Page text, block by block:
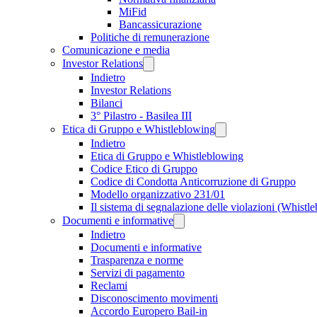
MiFid
Bancassicurazione
Politiche di remunerazione
Comunicazione e media
Investor Relations
Indietro
Investor Relations
Bilanci
3° Pilastro - Basilea III
Etica di Gruppo e Whistleblowing
Indietro
Etica di Gruppo e Whistleblowing
Codice Etico di Gruppo
Codice di Condotta Anticorruzione di Gruppo
Modello organizzativo 231/01
Il sistema di segnalazione delle violazioni
Documenti e informative
Indietro
Documenti e informative
Trasparenza e norme
Servizi di pagamento
Reclami
Disconoscimento movimenti
Accordo Europero Bail-in